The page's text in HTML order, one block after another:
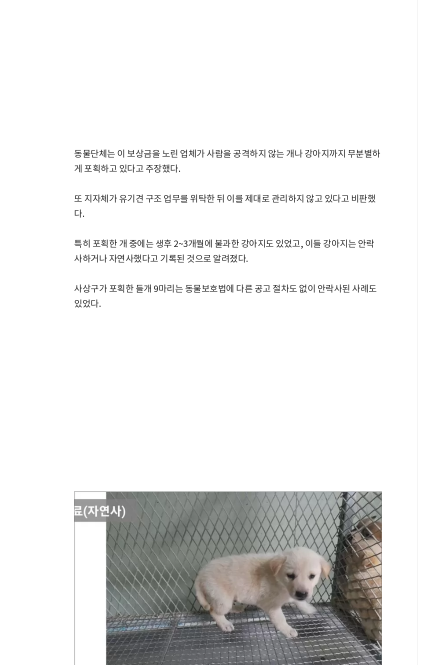
동물단체는 이 보상금을 노린 업체가 사람을 공격하지 않는 개나 강아지까지 무분별하
게 포획하고 있다고 주장했다.
또 지자체가 유기견 구조 업무를 위탁한 뒤 이를 제대로 관리하지 않고 있다고 비판했
다.
특히 포획한 개 중에는 생후 2~3개월에 불과한 강아지도 있었고, 이들 강아지는 안락
사하거나 자연사했다고 기록된 것으로 알려졌다.
사상구가 포획한 들개 9마리는 동물보호법에 다른 공고 절차도 없이 안락사된 사례도
있었다.